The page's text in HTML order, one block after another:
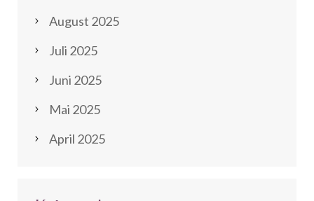
August 2025
Juli 2025
Juni 2025
Mai 2025
April 2025